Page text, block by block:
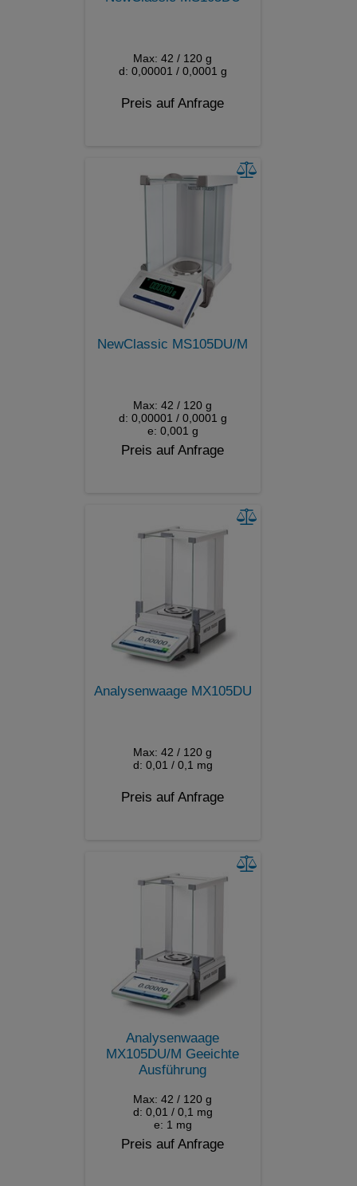
Max: 42 / 120 g
d: 0,00001 / 0,0001 g
Preis auf Anfrage
NewClassic MS105DU/M
Max: 42 / 120 g
d: 0,00001 / 0,0001 g
e: 0,001 g
Preis auf Anfrage
Analysenwaage MX105DU
Max: 42 / 120 g
d: 0,01 / 0,1 mg
Preis auf Anfrage
Analysenwaage
MX105DU/M Geeichte
Ausführung
Max: 42 / 120 g
d: 0,01 / 0,1 mg
e: 1 mg
Preis auf Anfrage